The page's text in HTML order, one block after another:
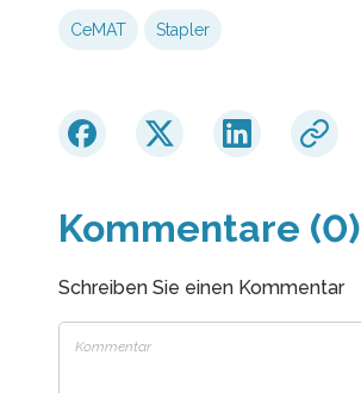
CeMAT Stapler
Kommentare (0)
Schreiben Sie einen Kommentar